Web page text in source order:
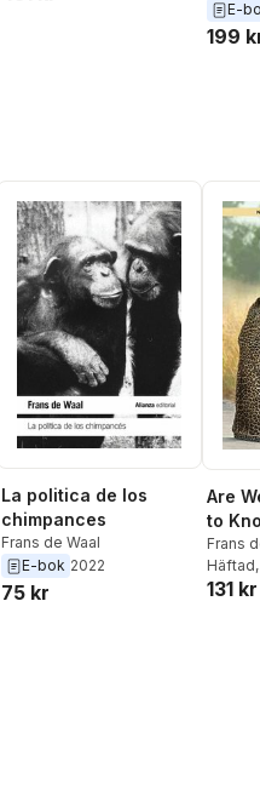
E-
199
La politica de los
chimpances
Frans de Waal
E-bok 2022
75 kr
Are
to
Frans
Häftad
131 kr